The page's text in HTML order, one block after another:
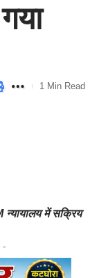
1 Min Read
न्यायालय में सक्रिय
-